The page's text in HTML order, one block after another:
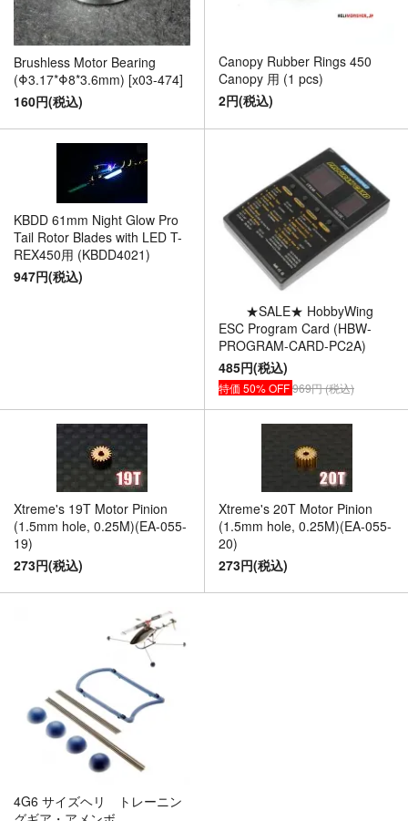
Brushless Motor Bearing
(Φ3.17*Φ8*3.6mm) [x03-474]
160円(税込)
Canopy Rubber Rings 450
Canopy 用 (1 pcs)
2円(税込)
KBDD 61mm Night Glow Pro
Tail Rotor Blades with LED T-
REX450用 (KBDD4021)
947円(税込)
★SALE★ HobbyWing
ESC Program Card (HBW-
PROGRAM-CARD-PC2A)
485円(税込)
特価 50% OFF969円 (税込)
Xtreme's 19T Motor Pinion
(1.5mm hole, 0.25M)(EA-055-
19)
273円(税込)
Xtreme's 20T Motor Pinion
(1.5mm hole, 0.25M)(EA-055-
20)
273円(税込)
4G6 サイズヘリ トレーニン